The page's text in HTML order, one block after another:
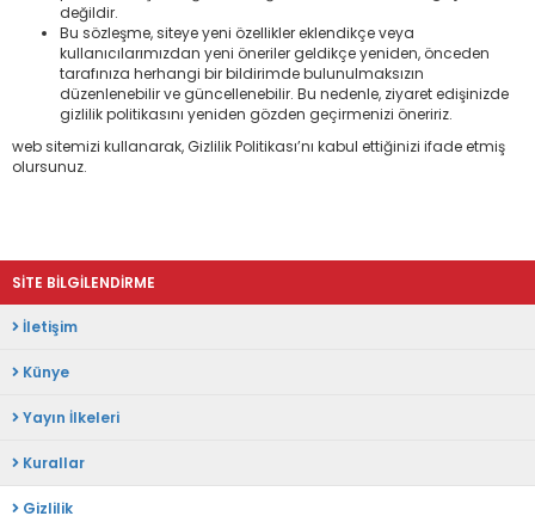
değildir.
Bu sözleşme, siteye yeni özellikler eklendikçe veya
kullanıcılarımızdan yeni öneriler geldikçe yeniden, önceden
tarafınıza herhangi bir bildirimde bulunulmaksızın
düzenlenebilir ve güncellenebilir. Bu nedenle, ziyaret edişinizde
gizlilik politikasını yeniden gözden geçirmenizi öneririz.
web sitemizi kullanarak, Gizlilik Politikası’nı kabul ettiğinizi ifade etmiş
olursunuz.
SİTE BİLGİLENDİRME
İletişim
Künye
Yayın İlkeleri
Kurallar
Gizlilik